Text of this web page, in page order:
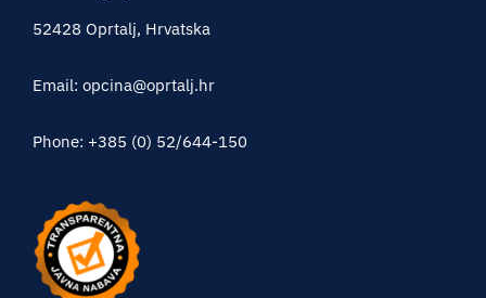
52428 Oprtalj, Hrvatska
Email: opcina@oprtalj.hr
Phone: +385 (0) 52/644-150